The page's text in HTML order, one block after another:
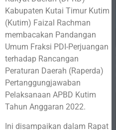
Kabupaten Kutai Timur Kutim
(Kutim) Faizal Rachman
membacakan Pandangan
Umum Fraksi PDI-Perjuangan
terhadap Rancangan
Peraturan Daerah (Raperda)
Pertanggungjawaban
Pelaksanaan APBD Kutim
Tahun Anggaran 2022.
Ini disampaikan dalam Rapat